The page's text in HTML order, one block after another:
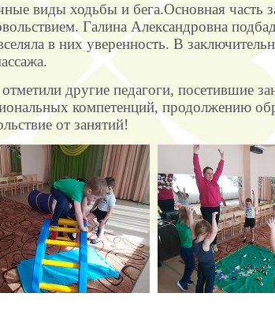
виды ходьбы и бега.Основная часть
Галина Александровна
в них уверенность. В
другие педагоги, посетившие
компетенций, продолжению
от занятий!